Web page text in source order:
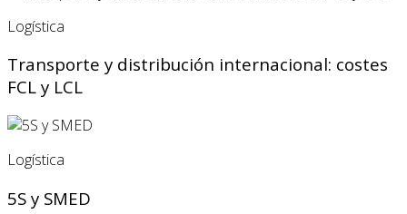
Logística
Transporte y distribución internacional: costes
FCL y LCL
Logística
5S y SMED